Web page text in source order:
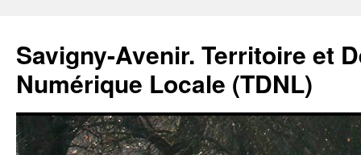
Savigny-Avenir. Territoire et
Numérique Locale (TDNL)